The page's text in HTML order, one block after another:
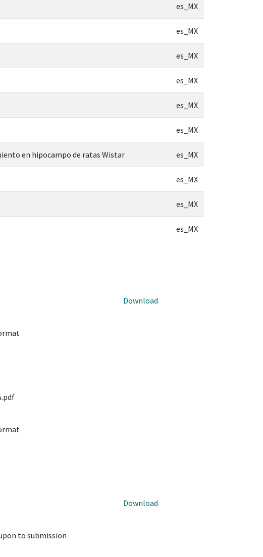
es_MX
es_MX
es_MX
es_MX
es_MX
es_MX
en hipocampo de ratas Wistar es_MX
es_MX
es_MX
es_MX
Download
to submission
Download